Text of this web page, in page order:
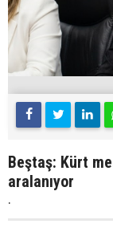
Beştaş: Kürt
aralanıyor
.